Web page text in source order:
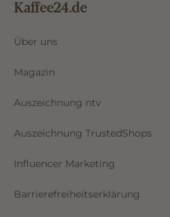
Kaffee24.de
Über uns
Magazin
Auszeichnung ntv
Auszeichnung TrustedShops
Influencer Marketing
Barrierefreiheitserklärung